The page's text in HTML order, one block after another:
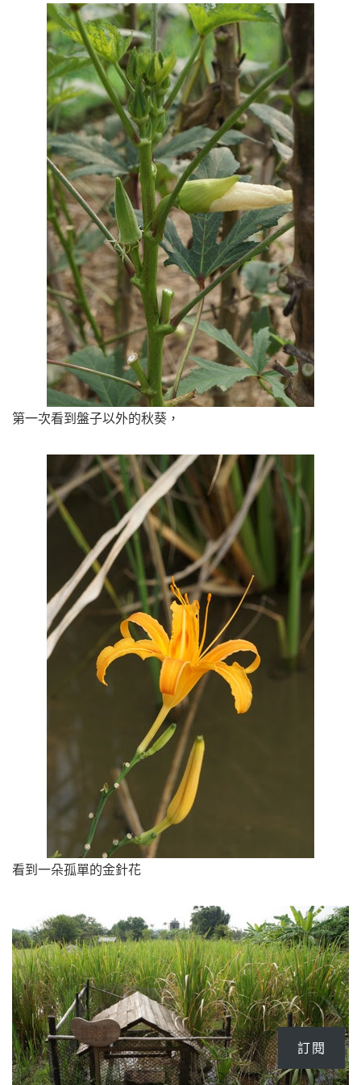
第一次看到盤子以外的秋葵，
看到一朵孤單的金針花
訂閱